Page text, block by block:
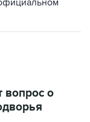
вопрос о